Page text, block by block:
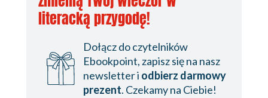
literacką przygodę!
Dołącz do czytelników
Ebookpoint, zapisz się na nasz
newsletter i odbierz darmowy
prezent. Czekamy na Ciebie!